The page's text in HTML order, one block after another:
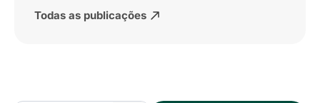
Todas as publicações